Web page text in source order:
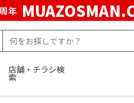
年
店舗・チラシ検
索